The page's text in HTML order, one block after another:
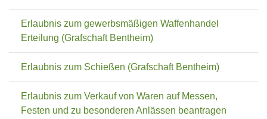
Erlaubnis zum gewerbsmäßigen Waffenhandel
Erteilung (Grafschaft Bentheim)
Erlaubnis zum Schießen (Grafschaft Bentheim)
Erlaubnis zum Verkauf von Waren auf Messen,
Festen und zu besonderen Anlässen beantragen